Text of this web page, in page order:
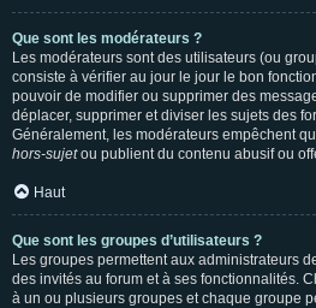
Que sont les modérateurs ?
Les modérateurs sont des utilisateurs (ou
consiste à vérifier au jour le jour le bon
pouvoir de modifier ou supprimer des
déplacer, supprimer et diviser les sujets des
Généralement, les modérateurs empêchent
hors-sujetou publient du contenu abusif ou
Haut
Que sont les groupes d’utilisateurs ?
Les groupes permettent aux administrateurs
des invités au forum et à ses fonctionnalités.
à un ou plusieurs groupes et chaque groupe